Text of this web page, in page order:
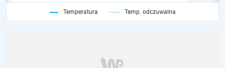
Temperatura Temp. odczuwalna